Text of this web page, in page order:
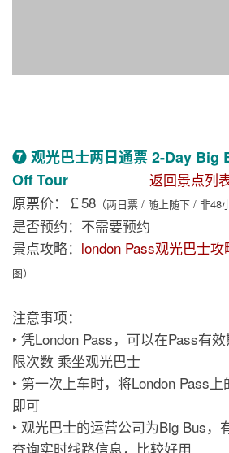
❼ 观光巴士两日通票 2-Day Big
Off Tour
返回景点列
原票价：￡58 （两日票 / 随上随下 / 非48
是否预约：不需要预约
景点攻略： london Pass观光巴士攻
图）
注意事项：
‣ 凭London Pass，可以在Pass有
限次数 乘坐观光巴士
‣ 第一次上车时，将London Pass
即可
‣ 观光巴士的运营公司为Big Bus，
查询实时线路信息，比较好用